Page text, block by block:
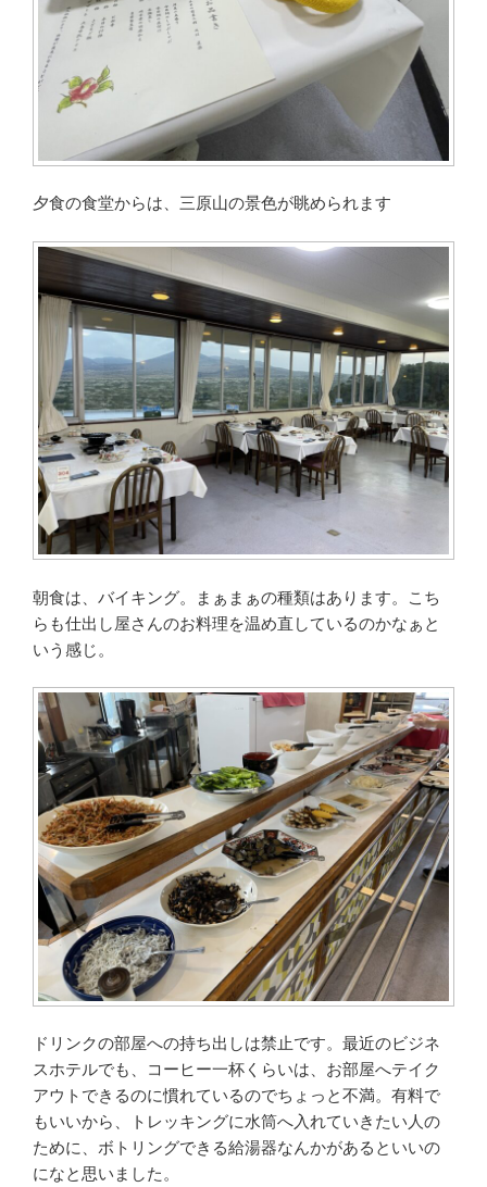
夕食の食堂からは、三原山の景色が眺められます
朝食は、バイキング。まぁまぁの種類はあります。こち
らも仕出し屋さんのお料理を温め直しているのかなぁと
いう感じ。
ドリンクの部屋への持ち出しは禁止です。最近のビジネ
スホテルでも、コーヒー一杯くらいは、お部屋へテイク
アウトできるのに慣れているのでちょっと不満。有料で
もいいから、トレッキングに水筒へ入れていきたい人の
ために、ボトリングできる給湯器なんかがあるといいの
になと思いました。